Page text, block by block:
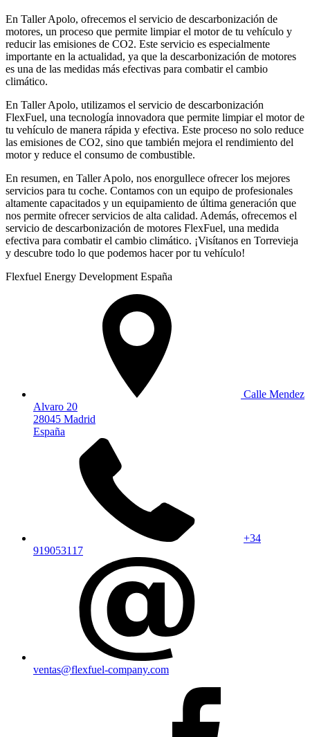
En Taller Apolo, ofrecemos el servicio de descarbonización de
motores, un proceso que permite limpiar el motor de tu vehículo y
reducir las emisiones de CO2. Este servicio es especialmente
importante en la actualidad, ya que la descarbonización de motores
es una de las medidas más efectivas para combatir el cambio
climático.
En Taller Apolo, utilizamos el servicio de descarbonización
FlexFuel, una tecnología innovadora que permite limpiar el motor de
tu vehículo de manera rápida y efectiva. Este proceso no solo reduce
las emisiones de CO2, sino que también mejora el rendimiento del
motor y reduce el consumo de combustible.
En resumen, en Taller Apolo, nos enorgullece ofrecer los mejores
servicios para tu coche. Contamos con un equipo de profesionales
altamente capacitados y un equipamiento de última generación que
nos permite ofrecer servicios de alta calidad. Además, ofrecemos el
servicio de descarbonización de motores FlexFuel, una medida
efectiva para combatir el cambio climático. ¡Visítanos en Torrevieja
y descubre todo lo que podemos hacer por tu vehículo!
Flexfuel Energy Development España
Calle Mendez
Alvaro 20
28045 Madrid
España
+34
919053117
ventas@flexfuel-company.com